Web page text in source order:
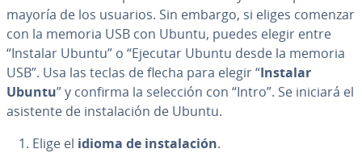
mayoría de los usuarios. Sin embargo, si eliges comenzar
con la memoria USB con Ubuntu, puedes elegir entre
“Instalar Ubuntu” o “Ejecutar Ubuntu desde la memoria
USB”. Usa las teclas de flecha para elegir “Instalar
Ubuntu” y confirma la selección con “Intro”. Se iniciará el
asistente de in­s­ta­la­ción de Ubuntu.
Elige el idioma de in­s­ta­la­ción.